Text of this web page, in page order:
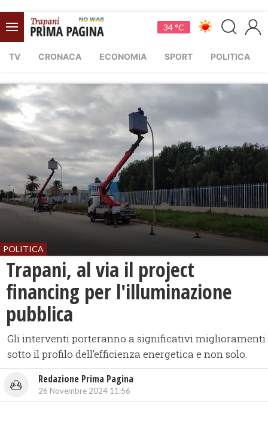
34 °C
TV CRONACA ECONOMIA SPORT POLITICA
POLITICA
Trapani, al via il project
financing per l'illuminazione
pubblica
Gli interventi porteranno a significativi miglioramenti
sotto il profilo dell’efficienza energetica e non solo.
Redazione Prima Pagina
26 Novembre 2024 11:56